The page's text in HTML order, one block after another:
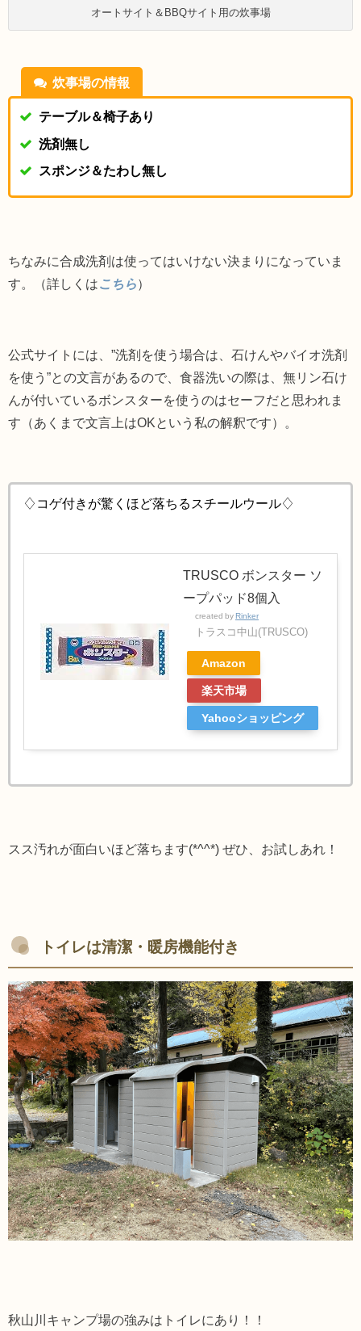
オートサイト＆BBQサイト用の炊事場
炊事場の情報
テーブル＆椅子あり
洗剤無し
スポンジ＆たわし無し
ちなみに合成洗剤は使ってはいけない決まりになっていま
す。（詳しくは こちら）
公式サイトには、”洗剤を使う場合は、石けんやバイオ洗剤
を使う”との文言があるので、食器洗いの際は、 無リン石け
んが付いているボンスターを使うのはセーフだと思われま
す（あくまで文言上はOKという私の解釈です）。
♢コゲ付きが驚くほど落ちるスチールウール♢
TRUSCO ボンスター ソ
ープパッド8個入
created by Rinker
トラスコ中山(TRUSCO)
Amazon
楽天市場
Yahooショッピング
スス汚れが面白いほど落ちます(*^^*) ぜひ、お試しあれ！
トイレは清潔・暖房機能付き
秋山川キャンプ場の強みはトイレにあり！！